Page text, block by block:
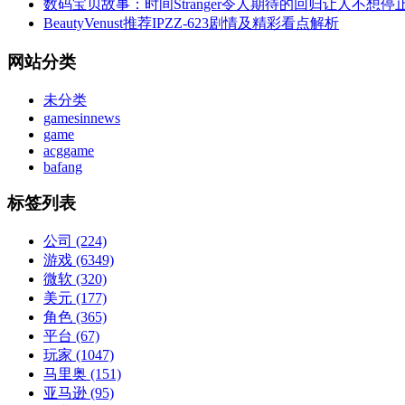
数码宝贝故事：时间Stranger令人期待的回归让人不想停
BeautyVenust推荐IPZZ-623剧情及精彩看点解析
网站分类
未分类
gamesinnews
game
acggame
bafang
标签列表
公司 (224)
游戏 (6349)
微软 (320)
美元 (177)
角色 (365)
平台 (67)
玩家 (1047)
马里奥 (151)
亚马逊 (95)